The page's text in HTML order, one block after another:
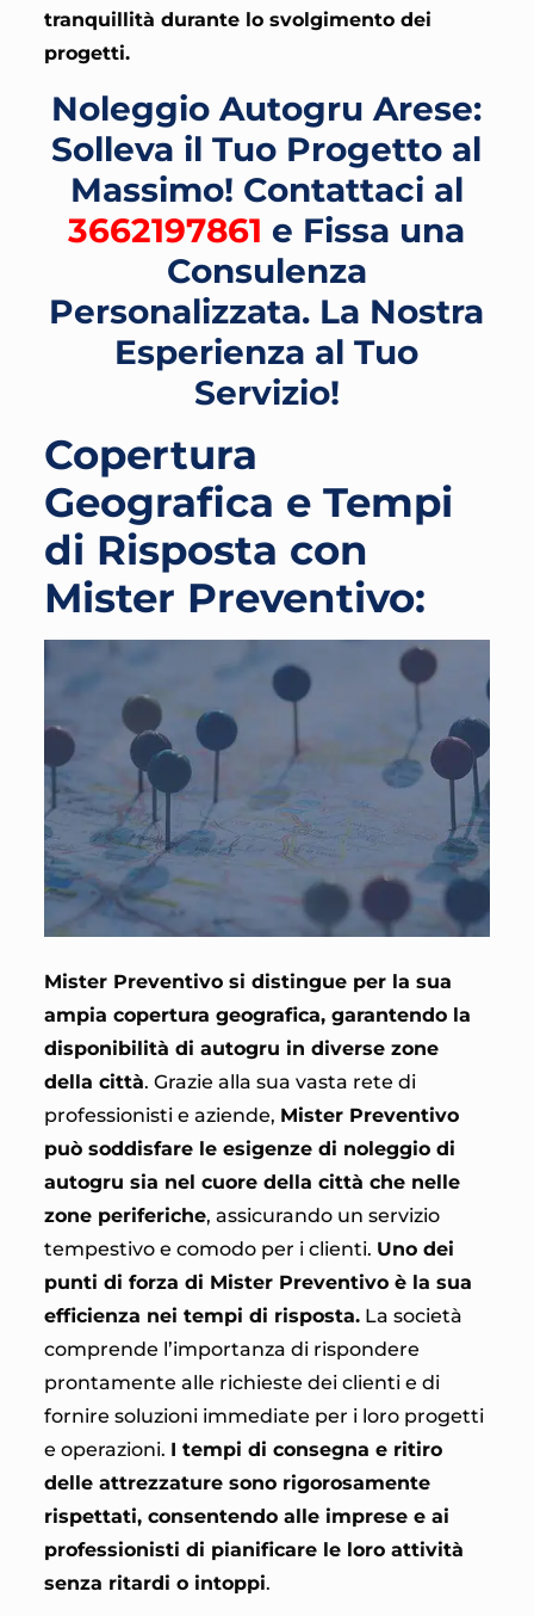
tranquillità durante lo svolgimento dei
progetti.
Noleggio Autogru Arese:
Solleva il Tuo Progetto al
Massimo! Contattaci al
3662197861 e Fissa una
Consulenza
Personalizzata. La Nostra
Esperienza al Tuo
Servizio!
Copertura
Geografica e Tempi
di Risposta con
Mister Preventivo:
Mister Preventivo si distingue per la sua
ampia copertura geografica, garantendo la
disponibilità di autogru in diverse zone
della città. Grazie alla sua vasta rete di
professionisti e aziende, Mister Preventivo
può soddisfare le esigenze di noleggio di
autogru sia nel cuore della città che nelle
zone periferiche, assicurando un servizio
tempestivo e comodo per i clienti. Uno dei
punti di forza di Mister Preventivo è la sua
efficienza nei tempi di risposta.La società
comprende l’importanza di rispondere
prontamente alle richieste dei clienti e di
fornire soluzioni immediate per i loro progetti
e operazioni. I tempi di consegna e ritiro
delle attrezzature sono rigorosamente
rispettati, consentendo alle imprese e ai
professionisti di pianificare le loro attività
senza ritardi o intoppi.